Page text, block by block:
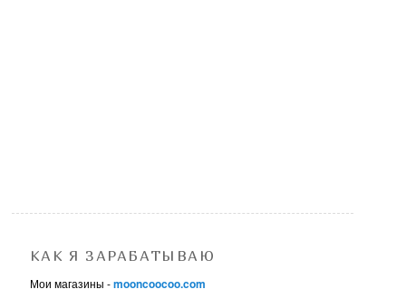
КАК Я ЗАРАБАТЫВАЮ
Мои магазины -mooncoocoo.com